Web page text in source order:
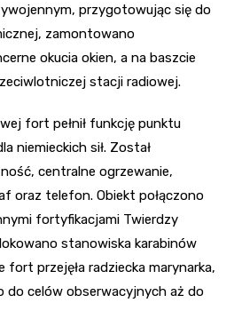
przygotowując się do
zamontowano
okucia okien, a na baszcie
stacji radiowej.
fort pełnił funkcję punktu
niemieckich sił. Został
centralne ogrzewanie,
oraz telefon. Obiekt połączono
fortyfikacjami Twierdzy
stanowiska karabinów
przejęła radziecka marynarka,
do celów obserwacyjnych aż do